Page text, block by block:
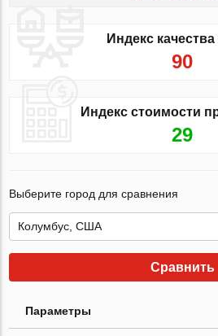
Индекс
90
Индекс стоимости
29
Выберите город для сравнения
Сравнить
Параметры